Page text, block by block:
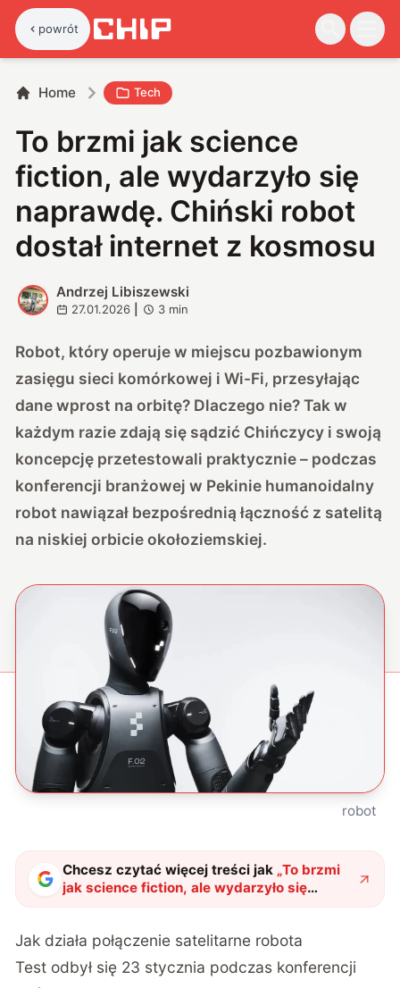
powrót
Home Tech
To brzmi jak science
fiction, ale wydarzyło się
naprawdę. Chiński robot
dostał internet z kosmosu
A
Andrzej Libiszewski
27.01.2026 3 min
Robot, który operuje w miejscu pozbawionym
zasięgu sieci komórkowej i Wi-Fi, przesyłając
dane wprost na orbitę? Dlaczego nie? Tak w
każdym razie zdają się sądzić Chińczycy i swoją
koncepcję przetestowali praktycznie – podczas
konferencji branżowej w Pekinie humanoidalny
robot nawiązał bezpośrednią łączność z satelitą
na niskiej orbicie okołoziemskiej.
robot
Chcesz czytać więcej treści jak „To brzmi
jak science fiction, ale wydarzyło się
naprawdę. Chiński robot dostał internet z
Jak działa połączenie satelitarne robota
Test odbył się 23 stycznia podczas konferencji